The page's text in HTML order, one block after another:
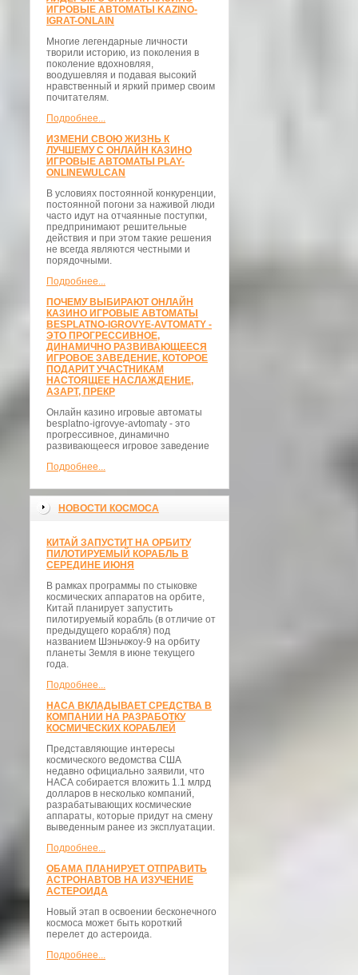
ИГРОВЫЕ АВТОМАТЫ KAZINO-
IGRAT-ONLAIN
Многие легендарные личности
творили историю, из поколения в
поколение вдохновляя,
воодушевляя и подавая высокий
нравственный и яркий пример своим
почитателям.
Подробнее...
ИЗМЕНИ СВОЮ ЖИЗНЬ К
ЛУЧШЕМУ С ОНЛАЙН КАЗИНО
ИГРОВЫЕ АВТОМАТЫ PLAY-
ONLINEWULCAN
В условиях постоянной конкуренции,
постоянной погони за наживой люди
часто идут на отчаянные поступки,
предпринимают решительные
действия и при этом такие решения
не всегда являются честными и
порядочными.
Подробнее...
ПОЧЕМУ ВЫБИРАЮТ ОНЛАЙН
КАЗИНО ИГРОВЫЕ АВТОМАТЫ
BESPLATNO-IGROVYE-AVTOMATY -
ЭТО ПРОГРЕССИВНОЕ,
ДИНАМИЧНО РАЗВИВАЮЩЕЕСЯ
ИГРОВОЕ ЗАВЕДЕНИЕ, КОТОРОЕ
ПОДАРИТ УЧАСТНИКАМ
НАСТОЯЩЕЕ НАСЛАЖДЕНИЕ,
АЗАРТ, ПРЕКР
Онлайн казино игровые автоматы
besplatno-igrovye-avtomaty - это
прогрессивное, динамично
развивающееся игровое заведение
Подробнее...
НОВОСТИ КОСМОСА
КИТАЙ ЗАПУСТИТ НА ОРБИТУ
ПИЛОТИРУЕМЫЙ КОРАБЛЬ В
СЕРЕДИНЕ ИЮНЯ
В рамках программы по стыковке
космических аппаратов на орбите,
Китай планирует запустить
пилотируемый корабль (в отличие от
предыдущего корабля) под
названием Шэньчжоу-9 на орбиту
планеты Земля в июне текущего
года.
Подробнее...
НАСА ВКЛАДЫВАЕТ СРЕДСТВА В
КОМПАНИИ НА РАЗРАБОТКУ
КОСМИЧЕСКИХ КОРАБЛЕЙ
Представляющие интересы
космического ведомства США
недавно официально заявили, что
НАСА собирается вложить 1.1 млрд
долларов в несколько компаний,
разрабатывающих космические
аппараты, которые придут на смену
выведенным ранее из эксплуатации.
Подробнее...
ОБАМА ПЛАНИРУЕТ ОТПРАВИТЬ
АСТРОНАВТОВ НА ИЗУЧЕНИЕ
АСТЕРОИДА
Новый этап в освоении бесконечного
космоса может быть короткий
перелет до астероида.
Подробнее...